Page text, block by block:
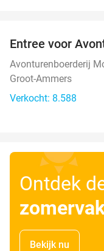
Entree voor
Avonturenboerderij
Groot-Ammers
Verkocht: 8.588
Ontdek
Bekijk nu